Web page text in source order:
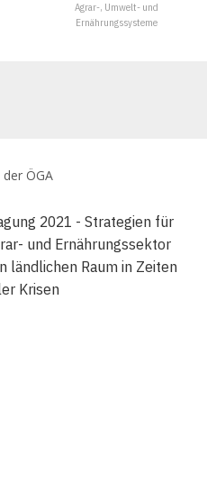
Agrar-, Umwelt- und
Ernährungssysteme
2021 - Strategien für
und Ernährungssektor
ländlichen Raum in Zeiten
Krisen